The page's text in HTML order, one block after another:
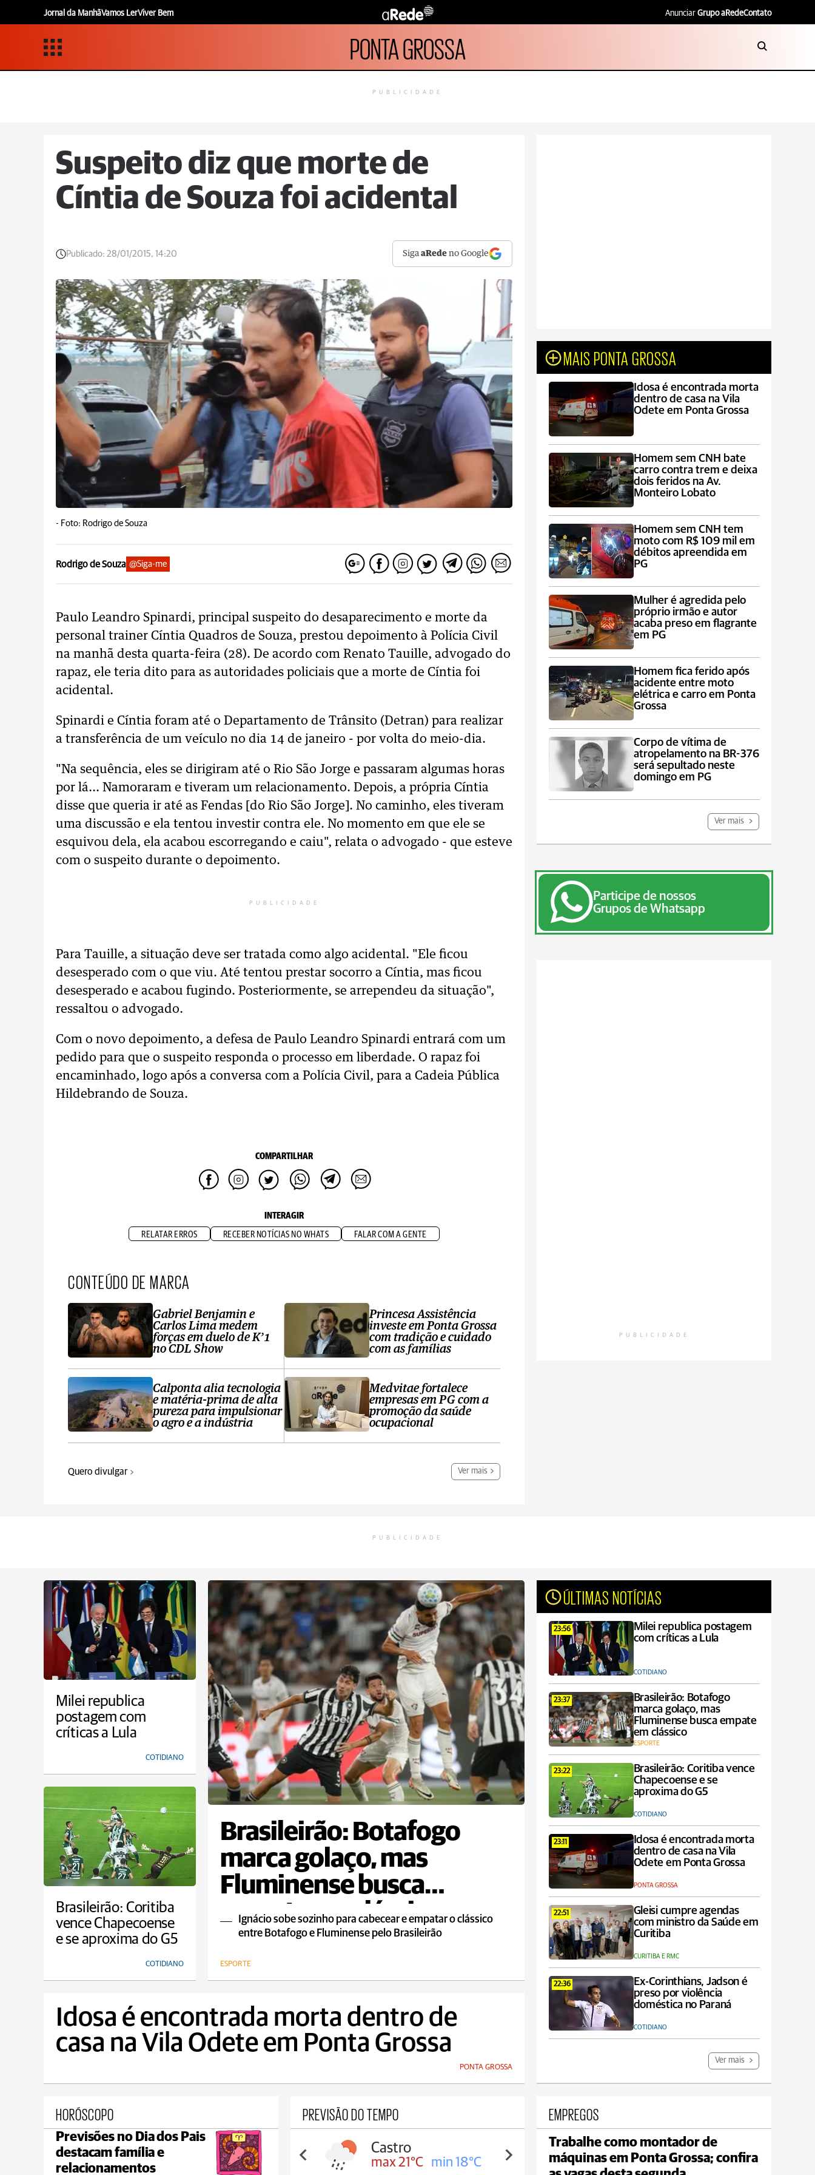
Jornal da ManhãVamos LerViver Bem Anunciar Grupo aRedeContato
PONTA GROSSA
PUBLICIDADE
Suspeito diz que morte de
Cíntia de Souza foi acidental
Publicado: 28/01/2015, 14:20 SigaaRede no Google
- Foto: Rodrigo de Souza
Rodrigo de Souza @Siga-me
Paulo Leandro Spinardi, principal suspeito do desaparecimento e morte da
personal trainer Cíntia Quadros de Souza, prestou depoimento à Polícia Civil
na manhã desta quarta-feira (28). De acordo com Renato Tauille, advogado do
rapaz, ele teria dito para as autoridades policiais que a morte de Cíntia foi
acidental.
Spinardi e Cíntia foram até o Departamento de Trânsito (Detran) para realizar
a transferência de um veículo no dia 14 de janeiro - por volta do meio-dia.
"Na sequência, eles se dirigiram até o Rio São Jorge e passaram algumas horas
por lá... Namoraram e tiveram um relacionamento. Depois, a própria Cíntia
disse que queria ir até as Fendas [do Rio São Jorge]. No caminho, eles tiveram
uma discussão e ela tentou investir contra ele. No momento em que ele se
esquivou dela, ela acabou escorregando e caiu", relata o advogado - que esteve
com o suspeito durante o depoimento.
PUBLICIDADE
Para Tauille, a situação deve ser tratada como algo acidental. "Ele ficou
desesperado com o que viu. Até tentou prestar socorro a Cíntia, mas ficou
desesperado e acabou fugindo. Posteriormente, se arrependeu da situação",
ressaltou o advogado.
Com o novo depoimento, a defesa de Paulo Leandro Spinardi entrará com um
pedido para que o suspeito responda o processo em liberdade. O rapaz foi
encaminhado, logo após a conversa com a Polícia Civil, para a Cadeia Pública
Hildebrando de Souza.
COMPARTILHAR
INTERAGIR
RELATAR ERROS RECEBER NOTÍCIAS NO WHATS FALAR COM A GENTE
CONTEÚDO DE MARCA
Gabriel Benjamin e
Carlos Lima medem
forças em duelo de K’1
no CDL Show
Calponta alia tecnologia
e matéria-prima de alta
pureza para impulsionar
o agro e a indústria
Princesa Assistência
investe em Ponta Grossa
com tradição e cuidado
com as famílias
Medvitae fortalece
empresas em PG com a
promoção da saúde
ocupacional
Quero divulgar Ver mais
MAIS PONTA GROSSA
Idosa é encontrada morta
dentro de casa na Vila
Odete em Ponta Grossa
Homem sem CNH bate
carro contra trem e deixa
dois feridos na Av.
Monteiro Lobato
Homem sem CNH tem
moto com R$ 109 mil em
débitos apreendida em
PG
Mulher é agredida pelo
próprio irmão e autor
acaba preso em flagrante
em PG
Homem fica ferido após
acidente entre moto
elétrica e carro em Ponta
Grossa
Corpo de vítima de
atropelamento na BR-376
será sepultado neste
domingo em PG
Ver mais
Participe de nossos
Grupos de Whatsapp
PUBLICIDADE
PUBLICIDADE
Milei republica
postagem com
críticas a Lula
COTIDIANO
Brasileirão: Botafogo
marca golaço, mas
Fluminense busca
empate em clássico
Ignácio sobe sozinho para cabecear e empatar o clássico
entre Botafogo e Fluminense pelo Brasileirão
ESPORTE
ÚLTIMAS NOTÍCIAS
23:56
Milei republica postagem
com críticas a Lula
COTIDIANO
23:37
Brasileirão: Botafogo
marca golaço, mas
Fluminense busca empate
em clássico
ESPORTE
23:22
Brasileirão: Coritiba vence
Chapecoense e se
aproxima do G5
COTIDIANO
23:11
Idosa é encontrada morta
dentro de casa na Vila
Odete em Ponta Grossa
PONTA GROSSA
22:51
Gleisi cumpre agendas
com ministro da Saúde em
Curitiba
CURITIBA E RMC
22:36
Ex-Corinthians, Jadson é
preso por violência
doméstica no Paraná
COTIDIANO
Ver mais
Brasileirão: Coritiba
vence Chapecoense
e se aproxima do G5
COTIDIANO
Idosa é encontrada morta dentro de
casa na Vila Odete em Ponta Grossa
PONTA GROSSA
HORÓSCOPO
Previsões no Dia dos Pais
destacam família e
relacionamentos
PREVISÃO DO TEMPO
Ponta Grossa
max 20°C min 18°C
Castro
max 21°C min 18°C
Carambeí
max 20°C min 18°C max 20°C
EMPREGOS
Trabalhe como montador de
máquinas em Ponta Grossa; confira